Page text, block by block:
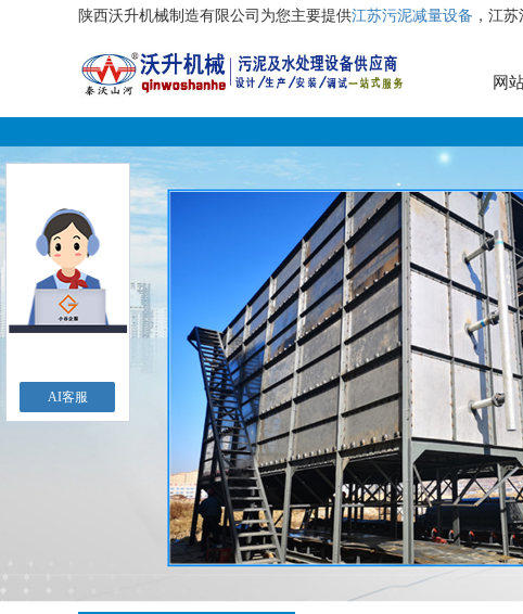
陕西沃升机械制造有限公司为您主要提供江苏污泥减量设备 ，江
网
AI客服